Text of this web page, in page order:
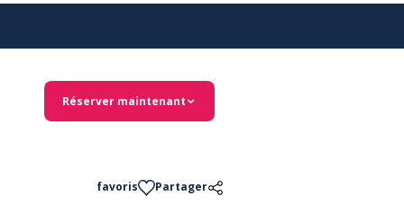
Réserver maintenant
favoris Partager